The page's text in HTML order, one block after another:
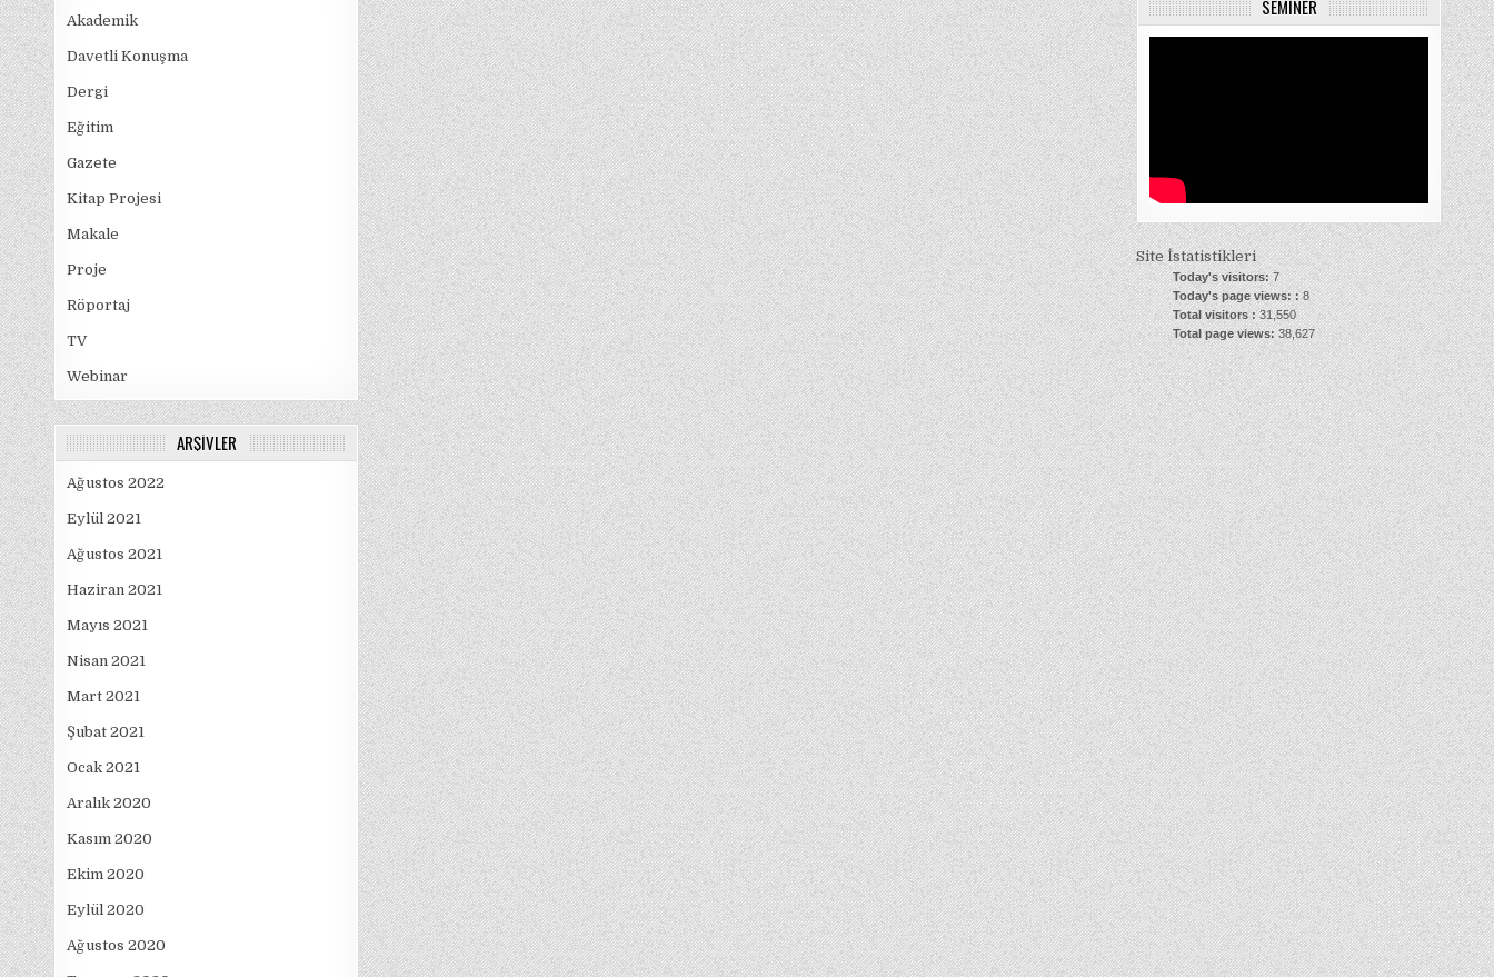
Akademik
Davetli Konuşma
Dergi
Eğitim
Gazete
Kitap Projesi
Makale
Proje
Röportaj
TV
Webinar
ARŞIVLER
Ağustos 2022
Eylül 2021
Ağustos 2021
Haziran 2021
Mayıs 2021
Nisan 2021
Mart 2021
Şubat 2021
Ocak 2021
Aralık 2020
Kasım 2020
Ekim 2020
Eylül 2020
Ağustos 2020
SEMINER
Site İstatistikleri
Today's visitors:7
Today's page views: :8
Total visitors :31,550
Total page views:38,627